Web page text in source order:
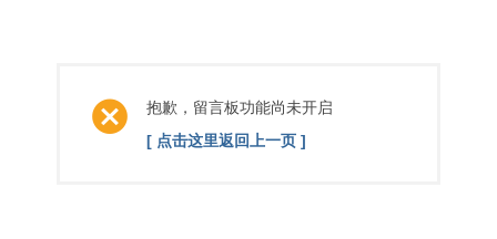
抱歉，留言板功能尚未开启
[ 点击这里返回上一页 ]